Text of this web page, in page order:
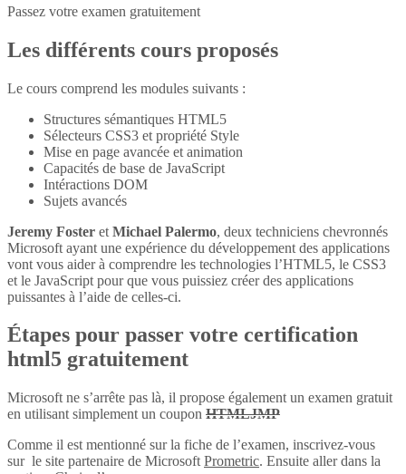
Passez votre examen gratuitement
Les différents cours proposés
Le cours comprend les modules suivants :
Structures sémantiques HTML5
Sélecteurs CSS3 et propriété Style
Mise en page avancée et animation
Capacités de base de JavaScript
Intéractions DOM
Sujets avancés
Jeremy Foster et Michael Palermo, deux techniciens chevronnés
Microsoft ayant une expérience du développement des applications
vont vous aider à comprendre les technologies l’HTML5, le CSS3
et le JavaScript pour que vous puissiez créer des applications
puissantes à l’aide de celles-ci.
Étapes pour passer votre certification
html5 gratuitement
Microsoft ne s’arrête pas là, il propose également un examen gratuit
en utilisant simplement un coupon HTMLJMP
Comme il est mentionné sur la fiche de l’examen, inscrivez-vous
sur le site partenaire de Microsoft Prometric. Ensuite aller dans la